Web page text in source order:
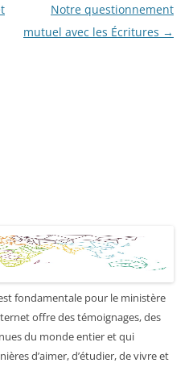
Notre questionnement
mutuel avec les Écritures →
fondamentale pour le ministère
offre des témoignages, des
du monde entier et qui
d’aimer, d’étudier, de vivre et